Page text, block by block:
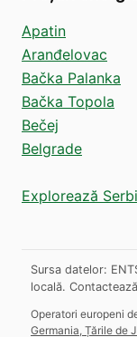
Apatin
Aranđelovac
Bačka Palanka
Bačka Topola
Bečej
Belgrade
Explorează
Sursa datelor:
locală.
Operatori europeni
Germania, Țările de